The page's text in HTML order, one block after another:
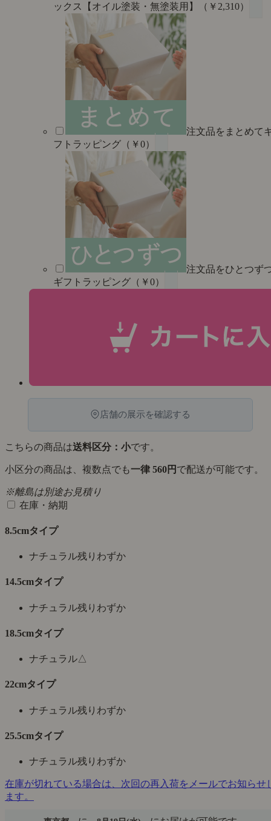
ックス【オイル塗装・無塗装用】（￥2,310）
注文品をまとめて
フトラッピング（￥0）
注文品をひとつず
ギフトラッピング（￥0）
店舗の展示を確認する
こちらの商品は送料区分：小です。
小区分の商品は、複数点でも一律 560円 で配送が可能です。
※離島は別途お見積り
在庫・納期
8.5cmタイプ
ナチュラル残りわずか
14.5cmタイプ
ナチュラル残りわずか
18.5cmタイプ
ナチュラル△
22cmタイプ
ナチュラル残りわずか
25.5cmタイプ
ナチュラル残りわずか
在庫が切れている場合は、次回の再入荷をメールでお知らせ
ます。